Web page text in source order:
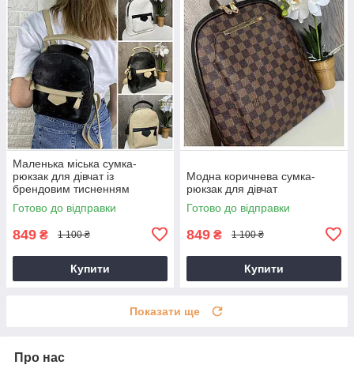
Маленька міська сумка-
рюкзак для дівчат із
брендовим тисненням
Готово до відправки
849 ₴ 1 100 ₴
Купити
Модна коричнева сумка-
рюкзак для дівчат
Готово до відправки
849 ₴ 1 100 ₴
Купити
Показати ще
Про нас